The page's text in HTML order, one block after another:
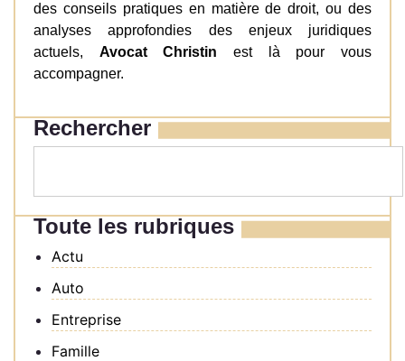
des conseils pratiques en matière de droit, ou des
analyses approfondies des enjeux juridiques
actuels, Avocat Christin est là pour vous
accompagner.
Rechercher
Toute les rubriques
Actu
Auto
Entreprise
Famille